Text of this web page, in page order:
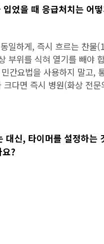
었을 때 응급처치는 어
일하게, 즉시 흐르는 찬물
부위를 식혀 열기를 빼야
간요법을 사용하지 말고,
크다면 즉시 병원(화상 전
대신, 타이머를 설정하는
?